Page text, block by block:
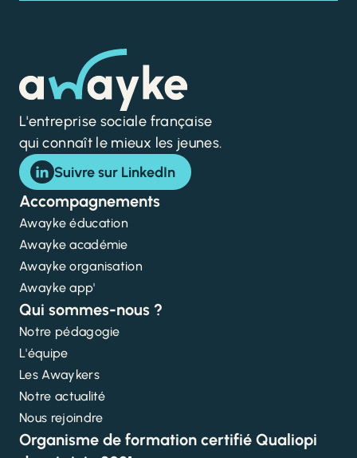
L'entreprise sociale française
qui connaît le mieux les jeunes.
Suivre sur LinkedIn
Accompagnements
Awayke éducation
Awayke académie
Awayke organisation
Awayke app'
Qui sommes-nous ?
Notre pédagogie
L'équipe
Les Awaykers
Notre actualité
Nous rejoindre
Organisme de formation certifié Qualiopi